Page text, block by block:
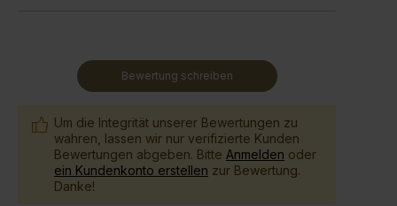
Bewertung schreiben
Um die Integrität unserer Bewertungen zu
wahren, lassen wir nur verifizierte Kunden
Bewertungen abgeben. Bitte Anmelden oder
ein Kundenkonto erstellen zur Bewertung.
Danke!